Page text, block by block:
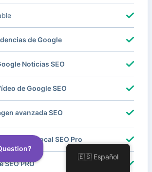
de Google
Noticias SEO
de Google SEO
avanzada SEO
Local SEO Pro
SEO PRO
🇪🇸 Español